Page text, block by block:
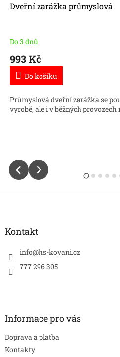
Dveřní zarážka průmyslová
Do 3 dnů
993 Kč
Do košíku
Průmyslová dveřní zarážka se
vyrobě, ale i v běžných
Z
Kontakt
info@hs-kovani.cz
777 296 305
Informace pro vás
Doprava a platba
Kontakty